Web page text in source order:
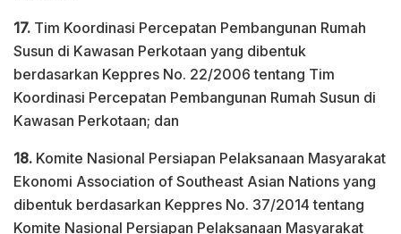
17. Tim Koordinasi Percepatan Pembangunan Rumah
Susun di Kawasan Perkotaan yang dibentuk
berdasarkan Keppres No. 22/2006 tentang Tim
Koordinasi Percepatan Pembangunan Rumah Susun di
Kawasan Perkotaan; dan
18. Komite Nasional Persiapan Pelaksanaan Masyarakat
Ekonomi Association of Southeast Asian Nations yang
dibentuk berdasarkan Keppres No. 37/2014 tentang
Komite Nasional Persiapan Pelaksanaan Masyarakat